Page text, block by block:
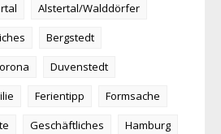
Alstertal/Walddörfer
Bergstedt
Duvenstedt
Ferientipp
Formsache
Geschäftliches
Hamburg